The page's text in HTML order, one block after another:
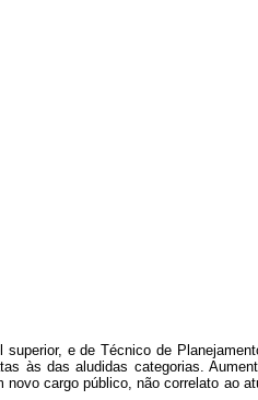
e de Técnico de
às das aludidas categorias.
cargo público, não correlato ao